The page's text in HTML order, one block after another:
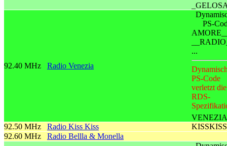
92.40 MHz Radio Venezia
PS-
...
PS-Code
verletzt die
RDS-
92.50 MHz
Radio Kiss Kiss
KISSKISS
92.60 MHz
Radio Bellla & Monella